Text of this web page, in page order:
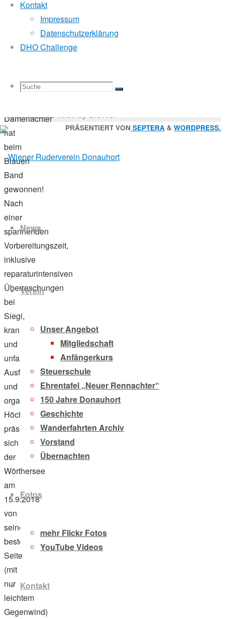
Kontakt
Impressum
Datenschutzerklärung
DHO Challenge
Suche
Suchen
nach:
Suche
Zum
Inhalt
springenNews
Verein
Unser Angebot
Mitgliedschaft
Anfängerkurs
Steuerschule
Ehrentafel „Neuer Rennachter“
150 Jahre Donauhort
Geschichte
Wanderfahrten Archiv
Vorstand
Übernachten
Fotos
mehr Flickr Fotos
YouTube Videos
Kontakt
2018
Regatta
Der
Damenachter
hat
beim
Blauen
Band
gewonnen!
Nach
einer
spannenden
Vorbereitungszeit,
inklusive
reparaturintensiven
Überraschungen
bei
Siegi,
krankheits-
und
unfallbedingten
Ausfällen
und
organisatorischen
Höchstleistungen,
präsentierte
sich
der
Wörthersee
am
15.9.2018
von
seiner
besten
Seite
(mit
nur
leichtem
Gegenwind)
Sternfahrten Archiv
Ruderlinks-
Impressum-
nach:
Sporn 9, 1200 Wien by GruWol
PRÄSENTIERT VON SEPTERA & WORDPRESS.
Zurück
nach
oben